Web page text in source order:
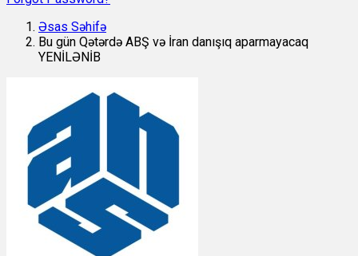
Əsas Səhifə
Bu gün Qətərdə ABŞ və İran danışıq aparmayacaq
YENİLƏNİB